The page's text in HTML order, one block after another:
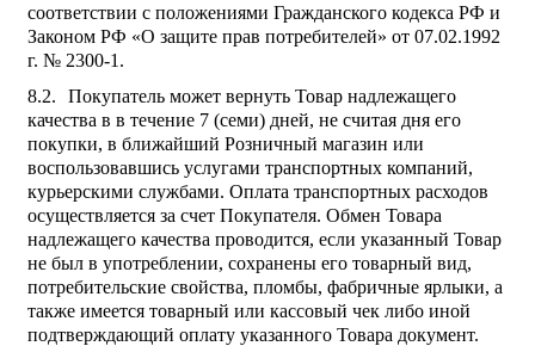
соответствии с положениями Гражданского кодекса РФ и
Законом РФ «О защите прав потребителей» от 07.02.1992
г. № 2300-1.
Покупатель может вернуть Товар надлежащего
качества в в течение 7 (семи) дней, не считая дня его
покупки, в ближайший Розничный магазин или
воспользовавшись услугами транспортных компаний,
курьерскими службами. Оплата транспортных расходов
осуществляется за счет Покупателя. Обмен Товара
надлежащего качества проводится, если указанный Товар
не был в употреблении, сохранены его товарный вид,
потребительские свойства, пломбы, фабричные ярлыки, а
также имеется товарный или кассовый чек либо иной
подтверждающий оплату указанного Товара документ.